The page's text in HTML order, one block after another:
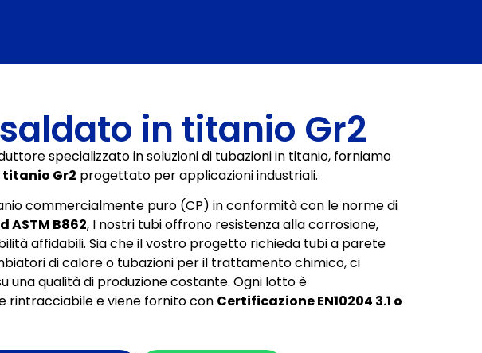
in titanio Gr2
specializzato in soluzioni di tubazioni in titanio, forniamo
Gr2 progettato per applicazioni industriali.
commercialmente puro (CP) in conformità con le norme di
ASTM B862, I nostri tubi offrono resistenza alla corrosione,
affidabili. Sia che il vostro progetto richieda tubi a parete
di calore o tubazioni per il trattamento chimico, ci
una qualità di produzione costante. Ogni lotto è
rintracciabile e viene fornito con Certificazione EN10204 3.1 o